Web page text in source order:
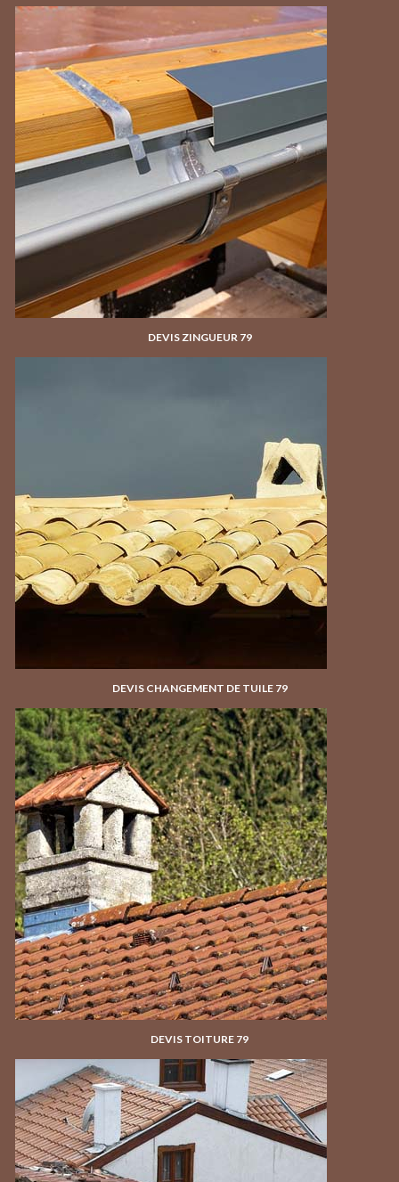
DEVIS ZINGUEUR 79
DEVIS CHANGEMENT DE TUILE 79
DEVIS TOITURE 79